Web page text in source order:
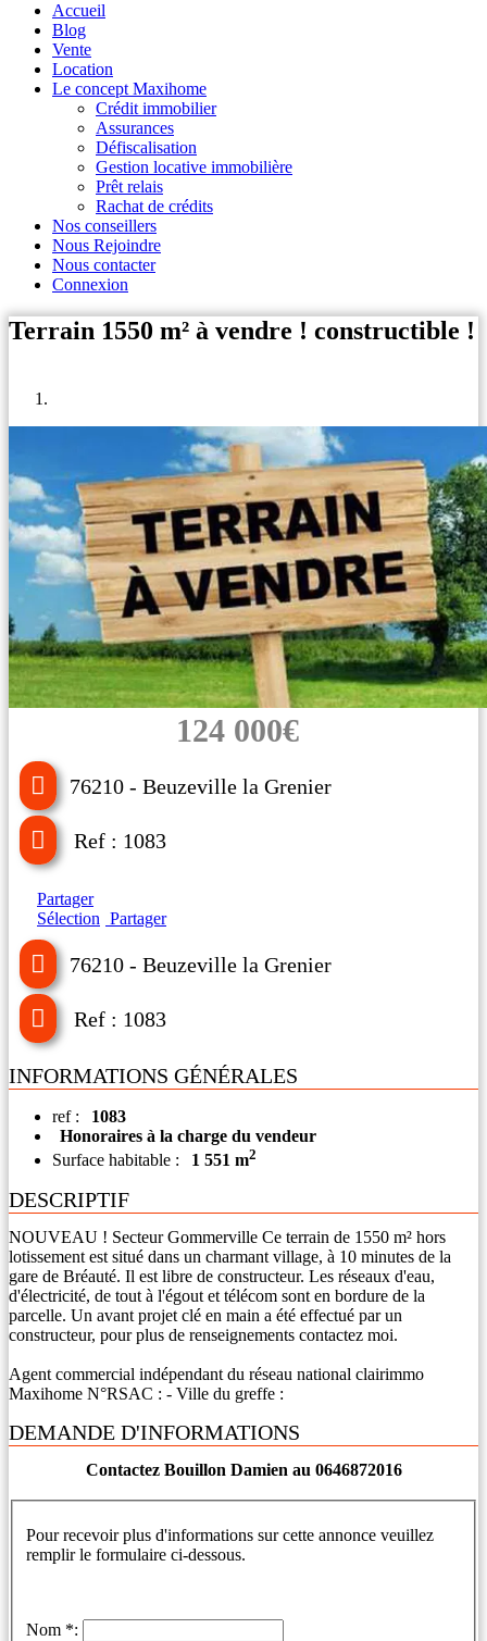
Accueil
Blog
Vente
Location
Le concept Maxihome
Crédit immobilier
Assurances
Défiscalisation
Gestion locative immobilière
Prêt relais
Rachat de crédits
Nos conseillers
Nous Rejoindre
Nous contacter
Connexion
Terrain 1550 m² à vendre ! constructible !
124 000€
76210 - Beuzeville la Grenier
Ref : 1083
Partager
Sélection Partager
76210 - Beuzeville la Grenier
Ref : 1083
INFORMATIONS GÉNÉRALES
ref :
1083
Honoraires à la charge du vendeur
Surface habitable :
1 551 m2
DESCRIPTIF
NOUVEAU ! Secteur Gommerville Ce terrain de 1550 m­² hors
lotissement est situé dans un charmant village, à 10 minutes de la
gare de Bréauté. Il est libre de constructeur. Les réseaux d'eau,
d'électricité, de tout à l'égout et télécom sont en bordure de la
parcelle. Un avant projet clé en main a été effectué par un
constructeur, pour plus de renseignements contactez moi.
Agent commercial indépendant du réseau national clairimmo
Maxihome N°RSAC : - Ville du greffe :
DEMANDE D'INFORMATIONS
Contactez Bouillon Damien au 0646872016
Pour recevoir plus d'informations sur cette annonce veuillez
remplir le formulaire ci-dessous.
Nom *: